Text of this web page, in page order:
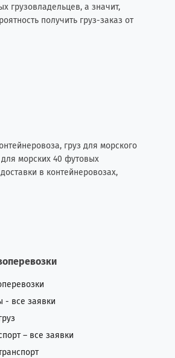
грузовладельцев, а значит,
получить груз-заказ от
груз для морского
морских 40 футовых
в контейнеровозах,
- все заявки
– все заявки